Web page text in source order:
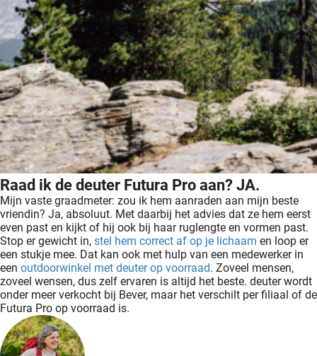
Raad ik de deuter Futura Pro aan? JA.
Mijn vaste graadmeter: zou ik hem aanraden aan mijn beste
vriendin? Ja, absoluut. Met daarbij het advies dat ze hem eerst
even past en kijkt of hij ook bij haar ruglengte en vormen past.
Stop er gewicht in, stel hem correct af op je lichaam en loop er
een stukje mee. Dat kan ook met hulp van een medewerker in
een outdoorwinkel met deuter op voorraad. Zoveel mensen,
zoveel wensen, dus zelf ervaren is altijd het beste. deuter wordt
onder meer verkocht bij Bever, maar het verschilt per filiaal of de
Futura Pro op voorraad is.